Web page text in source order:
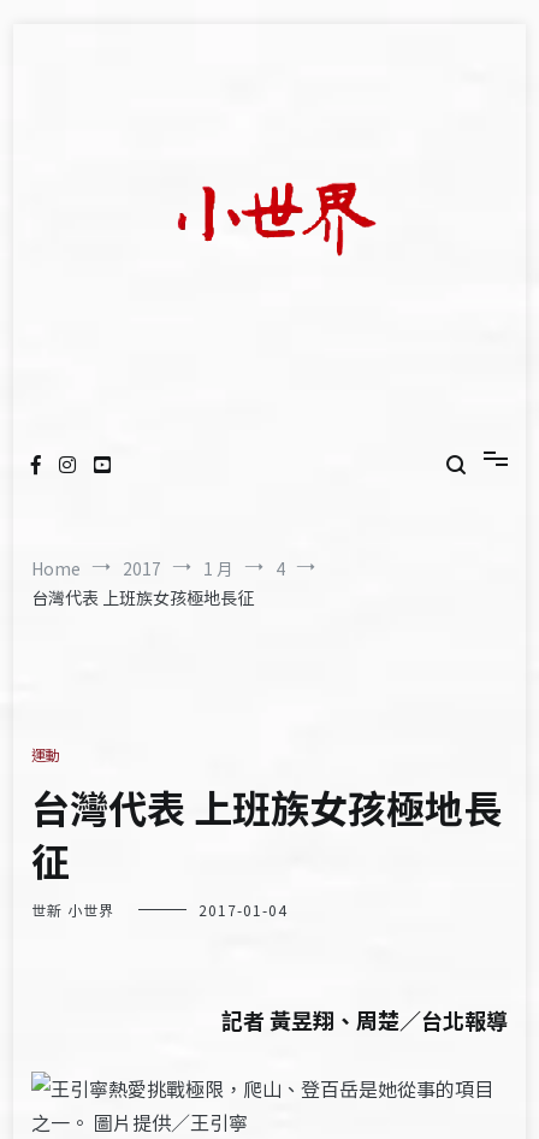
Home 2017 1 月
4
台灣代表 上班族女孩極地長征
運動
台灣代表 上班族女孩極地長
征
世新 小世界 2017-01-04
記者 黃昱翔、周楚／台北報導